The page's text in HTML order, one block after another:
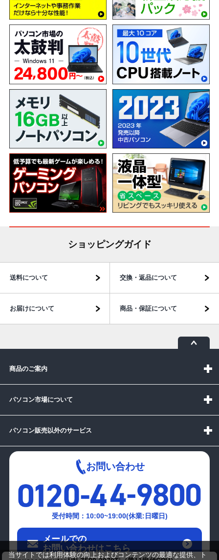
ショッピングガイド
送料について 交換・返品について
お届けについて 商品・保証について
商品のご案内
パソコン市場について
パソコン販売以外のサービス
お問い合わせ
受付時間：10:00~19:00(休業:日曜日)
メールでの
お問い合わせはこちら
当サイトでは利用体験の向上およびコンテンツの最適な提供、ト